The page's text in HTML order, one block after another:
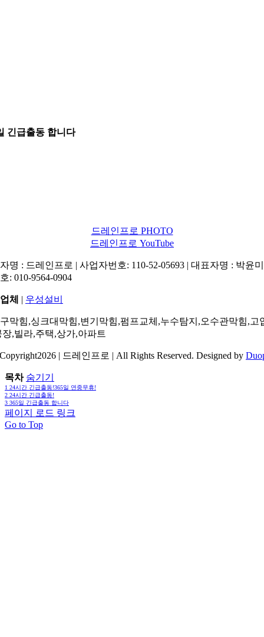
긴급출동 합니다
드레인프로 PHOTO
드레인프로 YouTube
명 : 드레인프로 | 사업자번호: 110-52-05693 | 대표자명 : 박윤
: 010-9564-0904
체 | 우성설비
막힘,싱크대막힘,변기막힘,펌프교체,누수탐지,오수관막힘,고
장,빌라,주택,상가,아파트
| 드레인프로 | All Rights Reserved. Designed by
목차 숨기기
1 24시간 긴급출동!365일 연중무휴!
2 24시간 긴급출동!
3 365일 긴급출동 합니다
페이지 로드 링크
Go to Top